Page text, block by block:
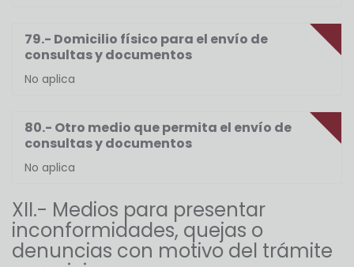
79.- Domicilio físico para el envío de
consultas y documentos
No aplica
80.- Otro medio que permita el envío de
consultas y documentos
No aplica
XII.- Medios para presentar
inconformidades, quejas o
denuncias con motivo del trámite